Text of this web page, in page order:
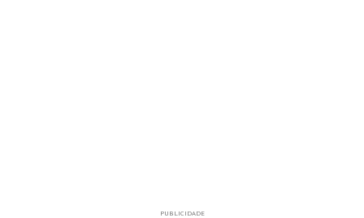
PUBLICIDADE